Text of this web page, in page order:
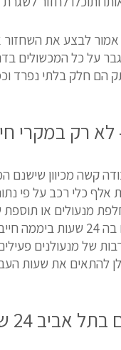
אמור לבצע את
על כל המכשולים
הם חלק בלתי נפרד
רק במקרי
קשה מכיוון
כלי רכב על פי
מנעולים או
המפתח. בעיר שחייה
של מנעולנים
להתאים את שעות
24 שעות חייגו: